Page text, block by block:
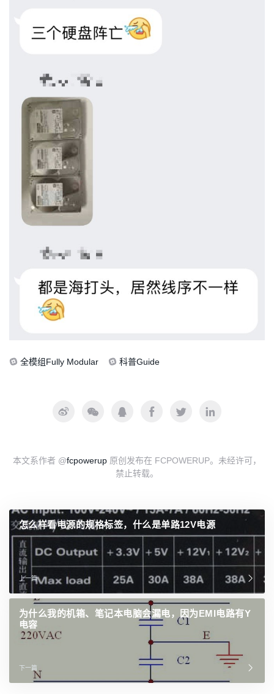
全模组Fully Modular 科普Guide
本文系作者 @fcpowerup 原创发布在 FCPOWERUP。未经许可，
禁止转载。
怎么样看电源的规格标签，什么是单路12V电源
上一篇
为什么我的机箱、笔记本电脑会漏电，因为EMI电路有Y
电容
下一篇